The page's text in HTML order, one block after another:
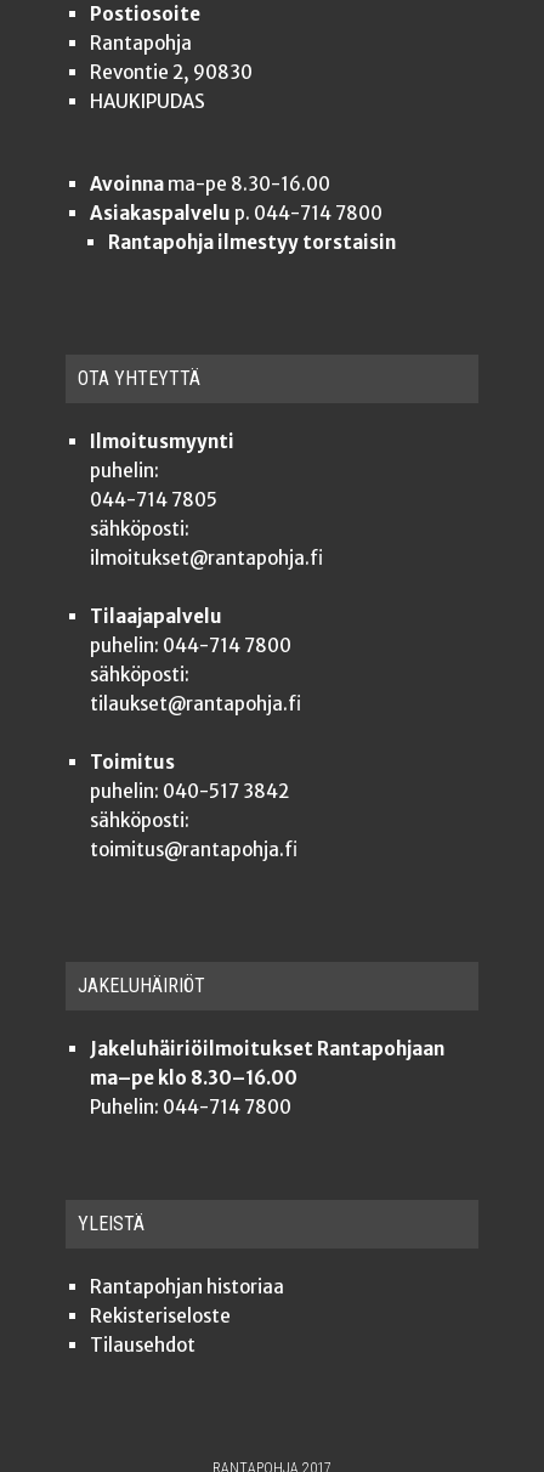
Postiosoite
Rantapohja
Revontie 2, 90830
HAUKIPUDAS
Avoinnama-pe 8.30-16.00
Asiakaspalvelu p. 044-714 7800
Rantapohja ilmestyy torstaisin
OTA YHTEYT­TÄ
Ilmoitusmyynti
puhelin:
044-714 7805
sähköposti:
ilmoitukset@rantapohja.fi
Tilaajapalvelu
puhelin: 044-714 7800
sähköposti:
tilaukset@rantapohja.fi
Toimitus
puhelin: 040-517 3842
sähköposti:
toimitus@rantapohja.fi
JAKE­LU­HÄI­RIÖT
Jakeluhäiriöilmoitukset Rantapohjaan
ma–pe klo 8.30–16.00
Puhelin: 044-714 7800
YLEISTÄ
Ran­ta­poh­jan historiaa
Rekis­te­ri­se­los­te
Tilauseh­dot
RANTAPOHJA 2017